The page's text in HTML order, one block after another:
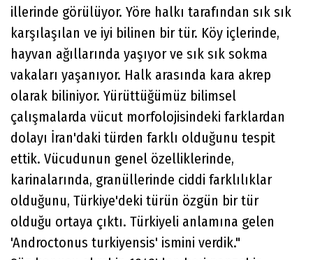
illerinde görülüyor. Yöre halkı tarafından sık sık
karşılaşılan ve iyi bilinen bir tür. Köy içlerinde,
hayvan ağıllarında yaşıyor ve sık sık sokma
vakaları yaşanıyor. Halk arasında kara akrep
olarak biliniyor. Yürüttüğümüz bilimsel
çalışmalarda vücut morfolojisindeki farklardan
dolayı İran'daki türden farklı olduğunu tespit
ettik. Vücudunun genel özelliklerinde,
karinalarında, granüllerinde ciddi farklılıklar
olduğunu, Türkiye'deki türün özgün bir tür
olduğu ortaya çıktı. Türkiyeli anlamına gelen
'Androctonus turkiyensis' ismini verdik."